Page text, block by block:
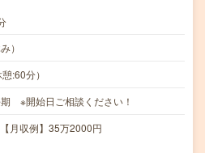
）
:60分）
期 ※開始日ご相談ください！
月収例】35万2000円